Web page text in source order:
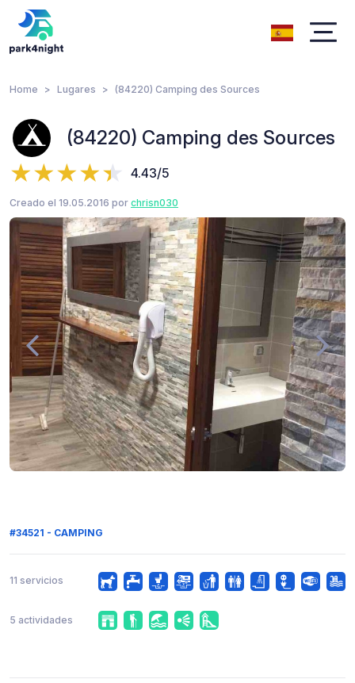
Home Lugares (84220) Camping des Sources
(84220) Camping des Sources
4.43/5
Creado el 19.05.2016 por chrisn030
#34521 - CAMPING
11 servicios
5 actividades